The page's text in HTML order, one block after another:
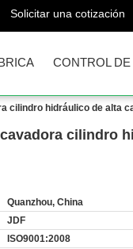
Solicitar una cotización
CONTROL
cilindro hidráulico de alta
cilindro
Quanzhou, China
JDF
ISO9001:2008